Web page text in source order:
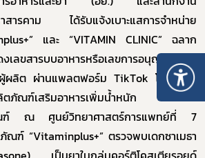
หาสารคามได้รับแจ้งเบาะแสการจำหน่าย
และ “VITAMIN CLINIC” ฉลาก
เลขสารบบอาหารหรือเลขการอนุญาต
ผลิต ผ่านแพลตฟอร์ม TikTok โดยมีการ
ตภัณฑ์เสริมอาหารเพิ่มน้ำหนัก จากการ
ฑ์ ณ ศูนย์วิทยาศาสตร์การแพทย์ที่ 7
ณฑ์ “Vitaminplus+” ตรวจพบเดกซาเมธา